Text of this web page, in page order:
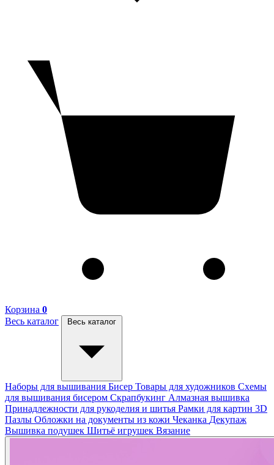
Корзина 0
Весь каталог
Весь каталог
Наборы для вышивания Бисер Товары для художников Схемы
для вышивания бисером Скрапбукинг Алмазная вышивка
Принадлежности для рукоделия и шитья Рамки для картин 3D
Пазлы Обложки на документы из кожи Чеканка Декупаж
Вышивка подушек Шитьё игрушек Вязание